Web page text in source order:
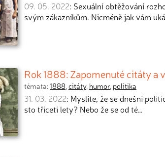
09. 05. 2022: Sexuální obtěžování
svým zákazníkům. Nicméně jak vám
Rok 1888: Zapomenuté citáty a
témata:1888,citáty, humor, politika
31. 03. 2022: Myslíte, že se dnešní
sto třiceti lety? Nebo že se od té…